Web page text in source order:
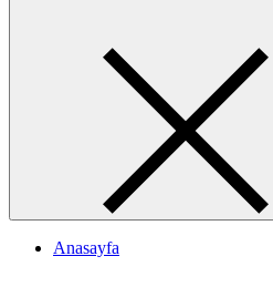
Anasayfa